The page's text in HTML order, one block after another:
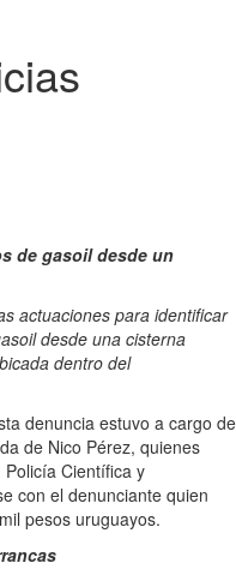
de gasoil desde un
actuaciones para identificar
desde una cisterna
dentro del
denuncia estuvo a cargo de
de Nico Pérez, quienes
Científica y
con el denunciante quien
pesos uruguayos.